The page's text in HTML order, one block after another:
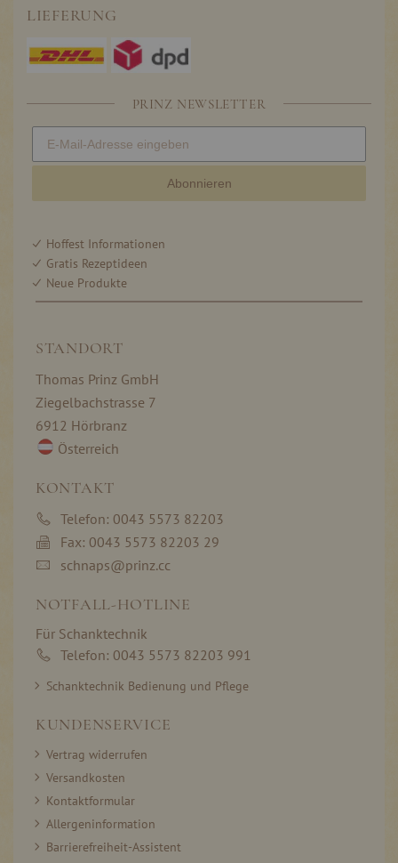
LIEFERUNG
PRINZ NEWSLETTER
Abonnieren
Hoffest Informationen
Gratis Rezeptideen
Neue Produkte
STANDORT
Thomas Prinz GmbH
Ziegelbachstrasse 7
6912 Hörbranz
Österreich
KONTAKT
Telefon: 0043 5573 82203
Fax: 0043 5573 82203 29
schnaps@prinz.cc
NOTFALL-HOTLINE
Für Schanktechnik
Telefon: 0043 5573 82203 991
Schanktechnik Bedienung und Pflege
KUNDENSERVICE
Vertrag widerrufen
Versandkosten
Kontaktformular
Allergeninformation
Barrierefreiheit-Assistent